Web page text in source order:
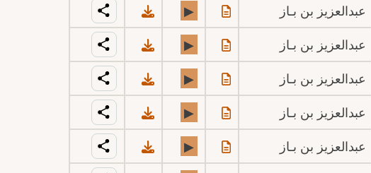
عبدالعزيز بن بـاز ▶
عبدالعزيز بن بـاز ▶
عبدالعزيز بن بـاز ▶
عبدالعزيز بن بـاز ▶
عبدالعزيز بن بـاز ▶